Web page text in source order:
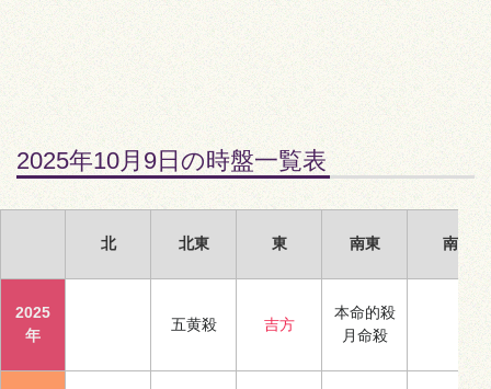
2025年10月9日の時盤一覧表
北 北東 東 南東 南
2025
年
五黄殺 吉方
本命的殺
月命殺